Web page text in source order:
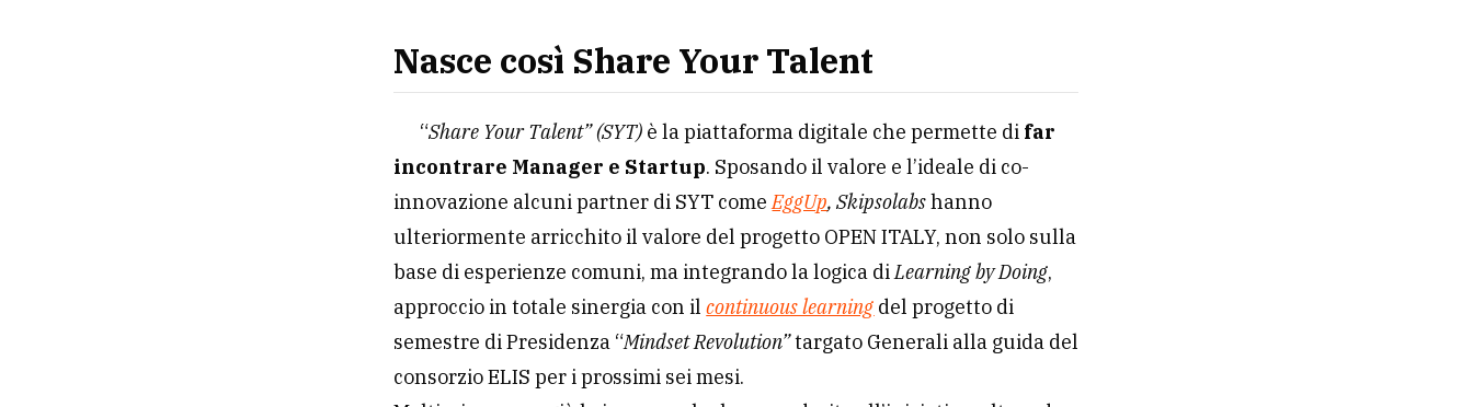
deL’Odisseadi Omero, che fu scelto da Ulisse per supportare suo figlio
Telemaco nel viaggio della vita, in virtù della sua saggezza e maturità.
Come sottolineato daGaia Corazza(Managing DirectordiGenerativa Srl),
essere mentor è una professione olistica, significa avereil focus
sull’umano e nel contempo cercare di integrare insieme competenze
human-digital . In particolare un bravo mentor – continua Corazza – “deve
saper porsi all’ascolto, deve essere presente, deve saper chiedere ponendo le giuste
domandeedeve essere in grado di mettere in discussione alcune certezze”.
Nasce così Share Your Talent